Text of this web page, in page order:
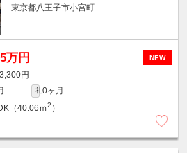
東京都八王子市小宮町
NEW
万円
円
礼0ヶ月
（40.06ｍ2 ）